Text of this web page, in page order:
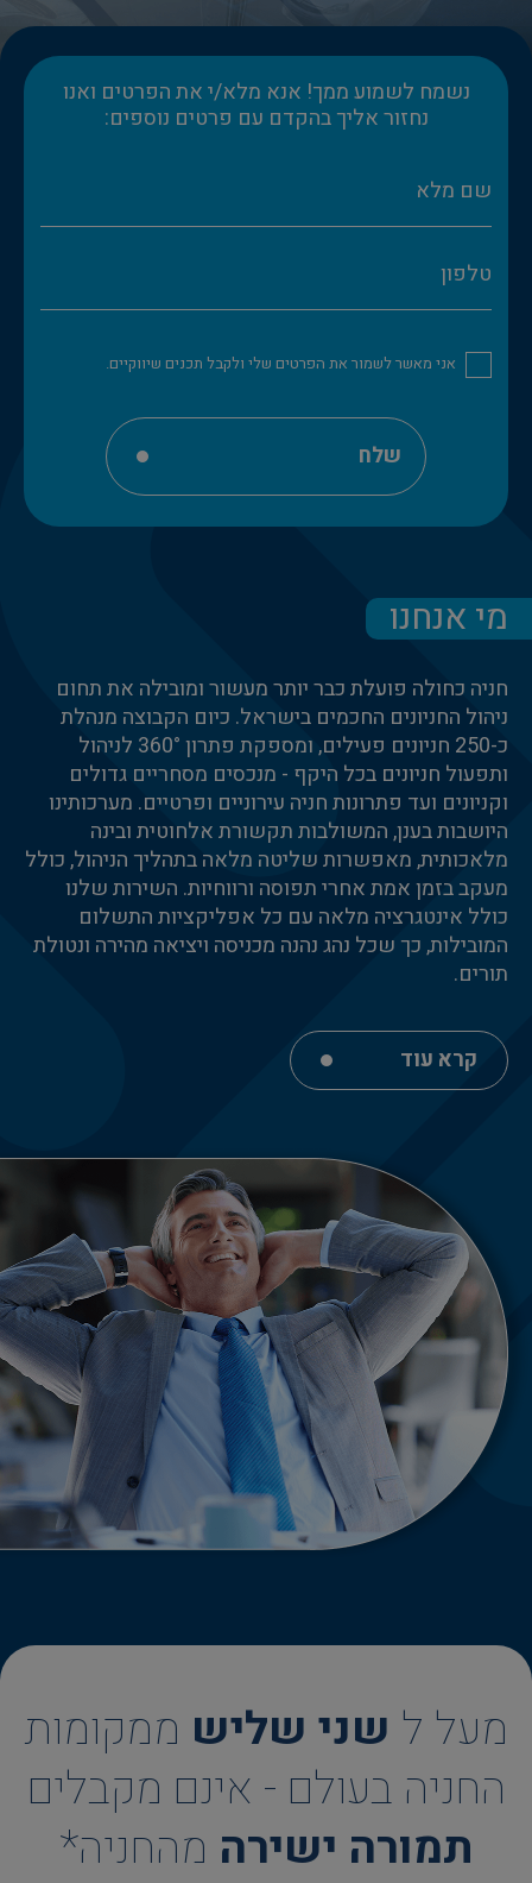
נשמח לשמוע ממך! אנא מלא/י את הפרטים ואנו
נחזור אליך בהקדם עם פרטים נוספים:
אני מאשר לשמור את הפרטים שלי ולקבל תכנים שיווקיים.
שלח
מי אנחנו
חניה כחולה פועלת כבר יותר מעשור ומובילה את תחום
ניהול החניונים החכמים בישראל. כיום הקבוצה מנהלת
כ-250 חניונים פעילים, ומספקת פתרון 360° לניהול
ותפעול חניונים בכל היקף - מנכסים מסחריים גדולים
וקניונים ועד פתרונות חניה עירוניים ופרטיים. מערכותינו
היושבות בענן, המשולבות תקשורת אלחוטית ובינה
מלאכותית, מאפשרות שליטה מלאה בתהליך הניהול, כולל
מעקב בזמן אמת אחרי תפוסה ורווחיות. השירות שלנו
כולל אינטגרציה מלאה עם כל אפליקציות התשלום
המובילות, כך שכל נהג נהנה מכניסה ויציאה מהירה ונטולת
תורים.
קרא עוד
מעל ל שני שליש ממקומות
החניה בעולם - אינם מקבלים
תמורה ישירה מהחניה*